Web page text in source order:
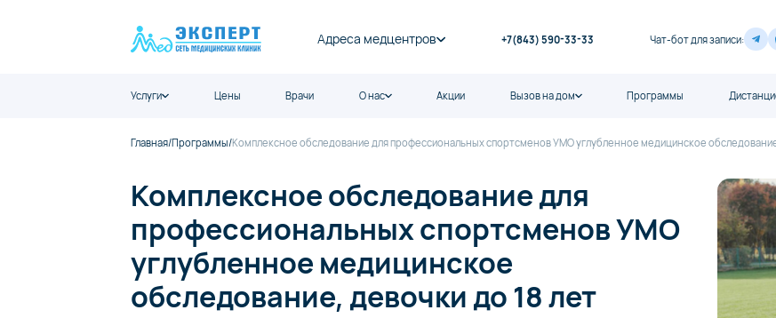
Адреса медцентров +7(843) 590-33-33 Чат-бот для записи:
Услуги Цены Врачи О нас Акции Вызов на дом Программы
Главная/Программы/Комплексное обследование для профессиональных спортсменов УМО углубленное медицинское
Комплексное обследование для
профессиональных спортсменов УМО
углубленное медицинское
обследование, девочки до 18 лет